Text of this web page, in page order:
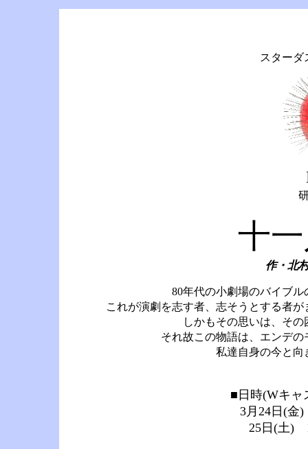
スターダ
十
作・北
80年代の小劇場のバイブ
これが演劇を志す者、志そうとする者
しかもその思いは、そ
それ故この物語は、エンデ
私達自身の今と向
■日時(Wキ
3月24日(
25日(土